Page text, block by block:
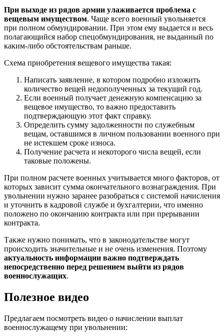
При выходе из рядов армии улаживается проблема с
вещевым имуществом. Чаще всего военный увольняется
при полном обмундировании. При этом ему выдается и весь
полагающийся набор спецобмундирования, не выданный по
каким-либо обстоятельствам раньше.
Схема приобретения вещевого имущества такая:
Написать заявление, в котором подробно изложить
количество вещей недополученных за текущий год.
Если военный получает денежную компенсацию за
вещевое имущество, то важно предоставить
подтверждающую этот факт справку.
Определить сумму задолженности по служебным
вещам, оставшимся в личном пользовании военного при
не истекшем сроке износа.
Получение расчета и некоторого числа вещей, если
таковые положены.
При полном расчете военных учитывается много факторов, от
которых зависит сумма окончательного вознаграждения. При
увольнении нужно заранее разобраться с системой начисления
и уточнить в кадровой службе и бухгалтерии, что именно
положено по окончанию контракта или при прерывании
контракта.
Также нужно понимать, что в законодательстве могут
происходить значительные и не очень изменения. Поэтому
актуальность информации важно подтверждать
непосредственно перед решением выйти из рядов
военнослужащих.
Полезное видео
Предлагаем посмотреть видео о начислении выплат
военнослужащему при увольнении: